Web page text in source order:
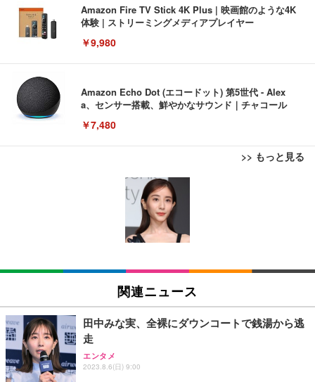
Amazon Fire TV Stick 4K Plus | 映画館のような4K
体験 | ストリーミングメディアプレイヤー
￥9,980
Amazon Echo Dot (エコードット) 第5世代 - Alex
a、センサー搭載、鮮やかなサウンド｜チャコール
￥7,480
>> もっと見る
[EdoErgo] オフィスチェア 椅子 テレワーク 疲れな
い 跳ね上げ式アームレスト コンパクト 約105度ロッ
キング pc 事務椅子 360度回転 座面昇降 強化ナイロ
ン樹脂ベース 通気性メッシュ 在宅ワーク H-WY01
(黒網+黒枠+黒足)
SIHOO B100 オフィスチェア／デスクチェア メッシ
ュチェア 人間工学 疲れない ブラック
￥27,999
Sezlife オフィスチェア デスクチェア 疲れない テレ
ワーク チェア 強化バックレスト 30度ロッキング機
能 人間工学 椅子 腰サポート 90度跳ね上げ式アーム
EIZO ビジネス向けプレミアムモニター | FlexScan
EV3240X-WT | 31.5型4K UHD・USB Type-C・ホワ
￥105,595
EIZO ビジネス向けプレミアムモニター | FlexScan
￥109,572
【純正品】27"ゲーミングモニター DualSense 充電
フック付き（CFI-ZDM1J）
Amazonベーシック ペットシーツ 薄型 レギュラー 1
回使い捨て 無香料 ホワイト 300枚
Amazonベーシック ペットシーツ 厚型 ワイド 42枚
x2袋(84枚) ホワイト(吸収面:ライトブルー)
￥3,234
ネオ・ルーライフ ネオ・オムツ L 中型犬用 26枚入
り 単品
関連ニュース
田中みな実、全裸にダウンコートで銭湯から逃
走
エンタメ
2023.8.6(日) 9:00